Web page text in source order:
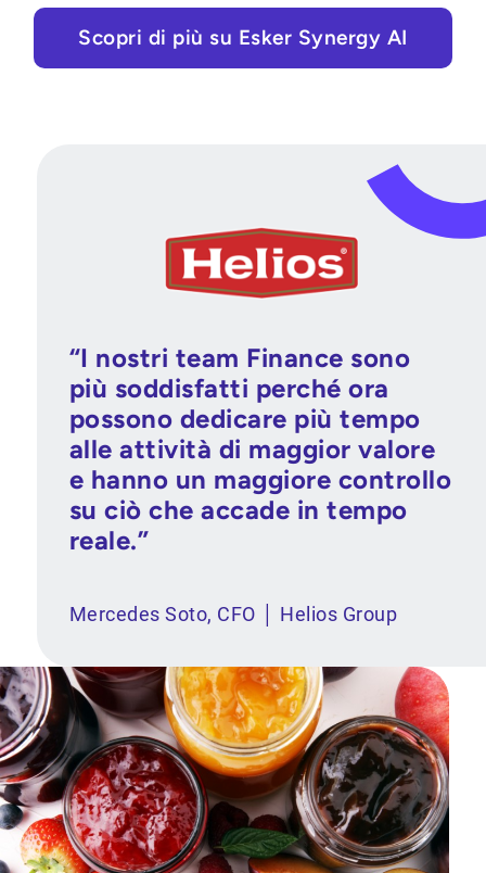
Scopri di più su Esker Synergy AI
“I nostri team Finance sono
più soddisfatti perché ora
possono dedicare più tempo
alle attività di maggior valore
e hanno un maggiore controllo
su ciò che accade in tempo
reale.”
Mercedes Soto, CFO │ Helios Group